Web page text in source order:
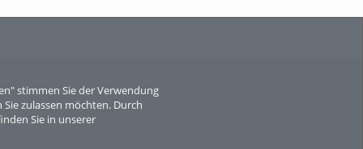
stimmen Sie der Verwendung
zulassen möchten. Durch
Sie in unserer